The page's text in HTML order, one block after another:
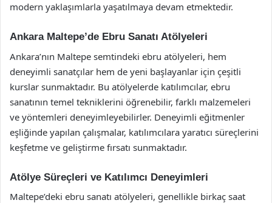
modern yaklaşımlarla yaşatılmaya devam etmektedir.
Ankara Maltepe’de Ebru Sanatı Atölyeleri
Ankara’nın Maltepe semtindeki ebru atölyeleri, hem
deneyimli sanatçılar hem de yeni başlayanlar için çeşitli
kurslar sunmaktadır. Bu atölyelerde katılımcılar, ebru
sanatının temel tekniklerini öğrenebilir, farklı malzemeleri
ve yöntemleri deneyimleyebilirler. Deneyimli eğitmenler
eşliğinde yapılan çalışmalar, katılımcılara yaratıcı süreçlerini
keşfetme ve geliştirme fırsatı sunmaktadır.
Atölye Süreçleri ve Katılımcı Deneyimleri
Maltepe’deki ebru sanatı atölyeleri, genellikle birkaç saat